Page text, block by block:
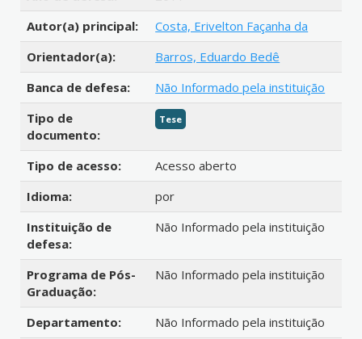
Autor(a) principal:
Costa, Erivelton Façanha da
Orientador(a):
Barros, Eduardo Bedê
Banca de defesa:
Não Informado pela instituição
Tipo de
documento:
Tese
Tipo de acesso:
Acesso aberto
Idioma:
por
Instituição de
defesa:
Não Informado pela instituição
Programa de Pós-
Graduação:
Não Informado pela instituição
Departamento:
Não Informado pela instituição